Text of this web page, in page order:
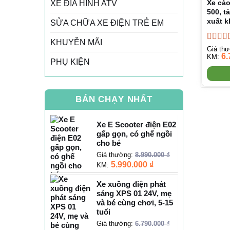
XE ĐỊA HÌNH ATV
SỬA CHỮA XE ĐIỆN TRẺ EM
KHUYỄN MÃI
PHỤ KIỆN
BÁN CHẠY NHẤT
Xe E Scooter điện E02
gấp gọn, có ghế ngồi
cho bé
Giá thường: 8.990.000₫
KM: 5.990.000 ₫
Xe xuồng điện phát
sáng XPS 01 24V, mẹ
và bé cùng chơi, 5-15
tuổi
Giá thường: 6.790.000₫
Xe
500,
xuất
Được
hạng
5 sao
Giá
KM: